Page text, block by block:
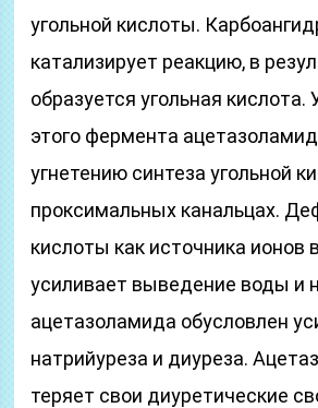
угольной кислоты.
катализирует реакцию, в
образуется угольная кислота.
этого фермента
угнетению синтеза угольной
проксимальных канальцах.
кислоты как источника ионов
усиливает выведение воды и
ацетазоламида обусловлен
натрийуреза и диуреза.
теряет свои диуретические